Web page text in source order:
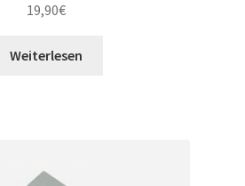
19,90€
Weiterlesen